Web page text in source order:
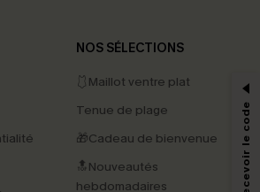
NOS SÉLECTIONS
🩱Maillot ventre plat
Tenue de plage
🎁Cadeau de bienvenue
🔝Nouveautés
hebdomadaires
DE -15%
dès 2 Achetés par E-mail
e-mail, vous acceptez de recevoir des e-mails
contenu généré par l'IA) de Cupshe et